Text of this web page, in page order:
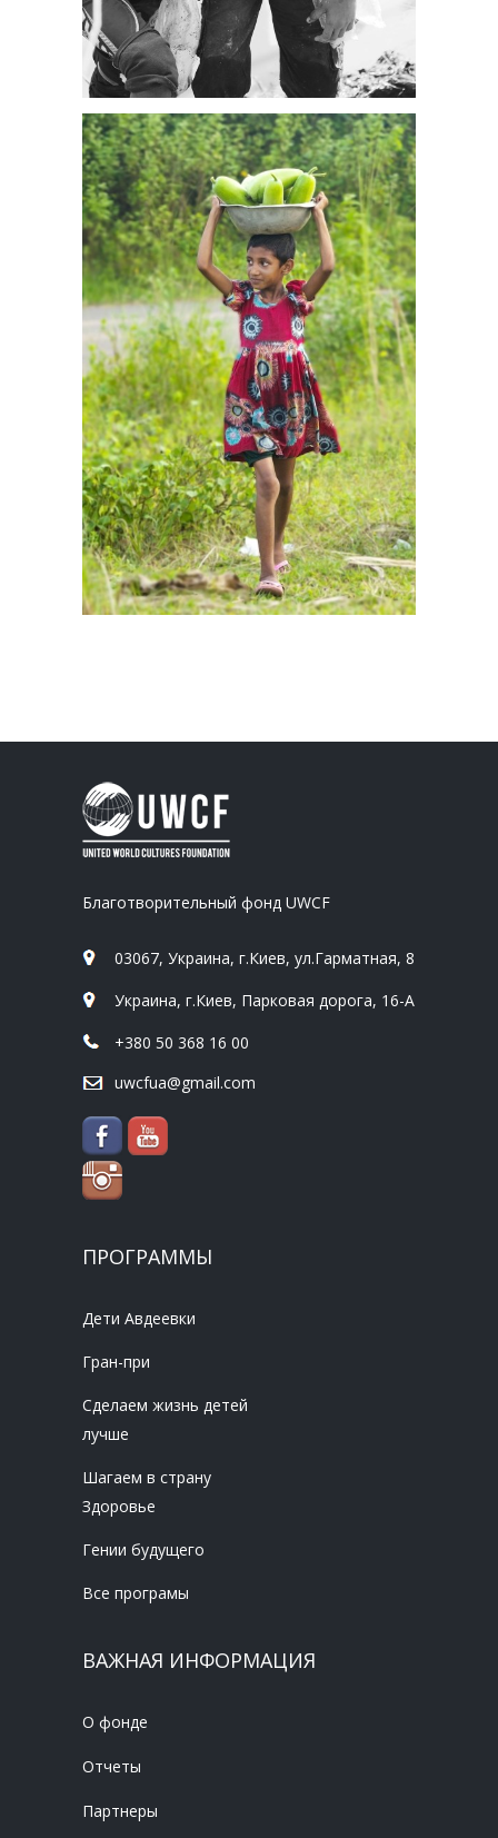
Благотворительный фонд UWCF
03067, Украина, г.Киев, ул.Гарматная, 8
Украина, г.Киев, Парковая дорога, 16-А
+380 50 368 16 00
uwcfua@gmail.com
ПРОГРАММЫ
Дети Авдеевки
Гран-при
Сделаем жизнь детей
лучше
Шагаем в страну
Здоровье
Гении будущего
Все програмы
ВАЖНАЯ ИНФОРМАЦИЯ
О фонде
Отчеты
Партнеры